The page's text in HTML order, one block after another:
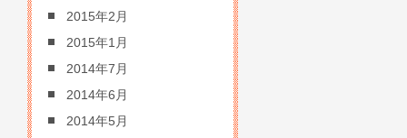
2015年2月
2015年1月
2014年7月
2014年6月
2014年5月